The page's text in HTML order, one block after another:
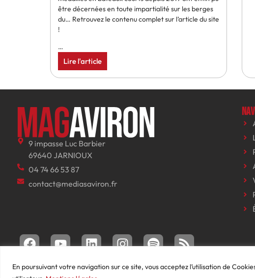
En poursuivant votre navigation sur ce site, vous acceptez l’utilisation de
être décernées en toute impartialité sur les berges
du… Retrouvez le contenu complet sur l’article du site
!
…
Lire l'article
9 impasse Luc Barbier
69640 JARNIOUX
04 74 66 53 87
contact@mediasaviron.fr